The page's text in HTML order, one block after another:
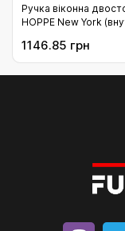
Ручка віконна
HOPPE New York
(11768228)
1146.85 грн